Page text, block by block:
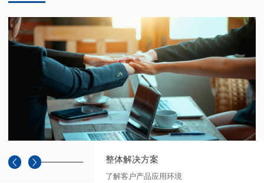
整体解决方案
了解客户产品应用环境